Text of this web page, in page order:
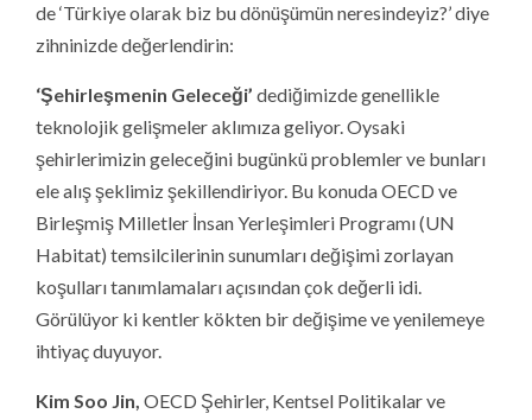
de ‘Türkiye olarak biz bu dönüşümün neresindeyiz?’ diye
zihninizde değerlendirin:
‘Şehirleşmenin Geleceği’ dediğimizde genellikle
teknolojik gelişmeler aklımıza geliyor. Oysaki
şehirlerimizin geleceğini bugünkü problemler ve bunları
ele alış şeklimiz şekillendiriyor. Bu konuda OECD ve
Birleşmiş Milletler İnsan Yerleşimleri Programı (UN
Habitat) temsilcilerinin sunumları değişimi zorlayan
koşulları tanımlamaları açısından çok değerli idi.
Görülüyor ki kentler kökten bir değişime ve yenilemeye
ihtiyaç duyuyor.
Kim Soo Jin, OECD Şehirler, Kentsel Politikalar ve